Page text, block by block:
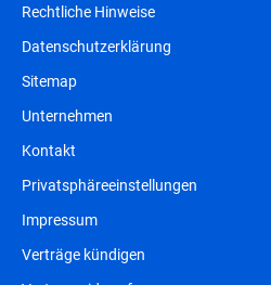
Rechtliche Hinweise
Datenschutzerklärung
Sitemap
Unternehmen
Kontakt
Privatsphäreeinstellungen
Impressum
Verträge kündigen